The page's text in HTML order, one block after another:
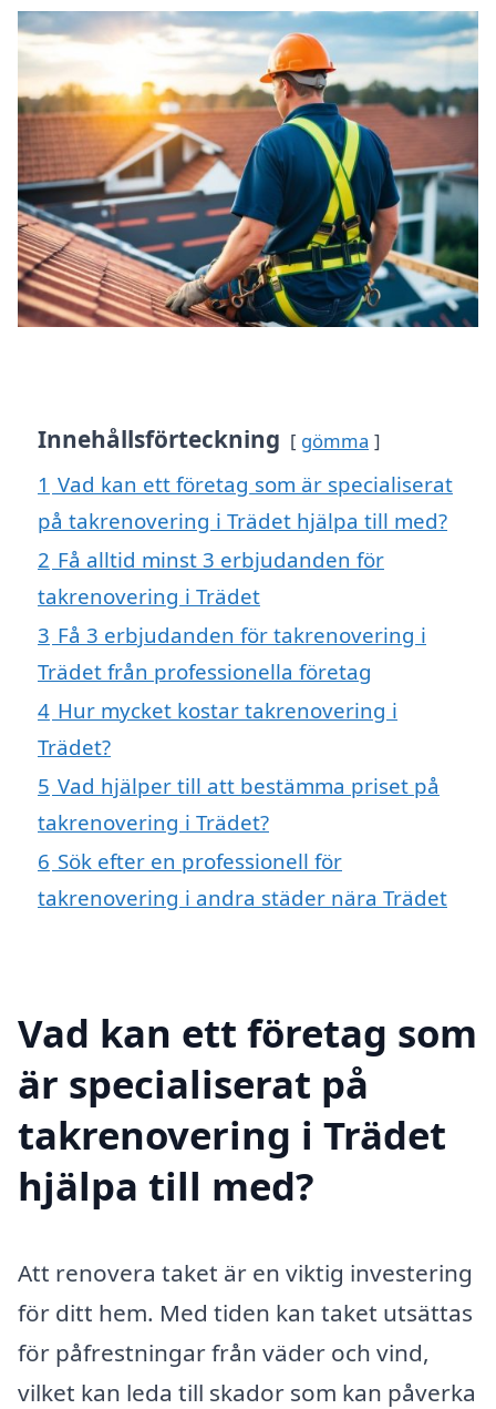
Innehållsförteckning gömma
1 Vad kan ett företag som är specialiserat
på takrenovering i Trädet hjälpa till med?
2 Få alltid minst 3 erbjudanden för
takrenovering i Trädet
3 Få 3 erbjudanden för takrenovering i
Trädet från professionella företag
4 Hur mycket kostar takrenovering i
Trädet?
5 Vad hjälper till att bestämma priset på
takrenovering i Trädet?
6 Sök efter en professionell för
takrenovering i andra städer nära Trädet
Vad kan ett företag som
är specialiserat på
takrenovering i Trädet
hjälpa till med?
Att renovera taket är en viktig investering
för ditt hem. Med tiden kan taket utsättas
för påfrestningar från väder och vind,
vilket kan leda till skador som kan påverka